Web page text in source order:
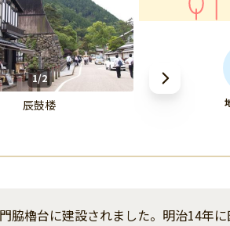
1/2
辰鼓楼
脇櫓台に建設されました。明治14年